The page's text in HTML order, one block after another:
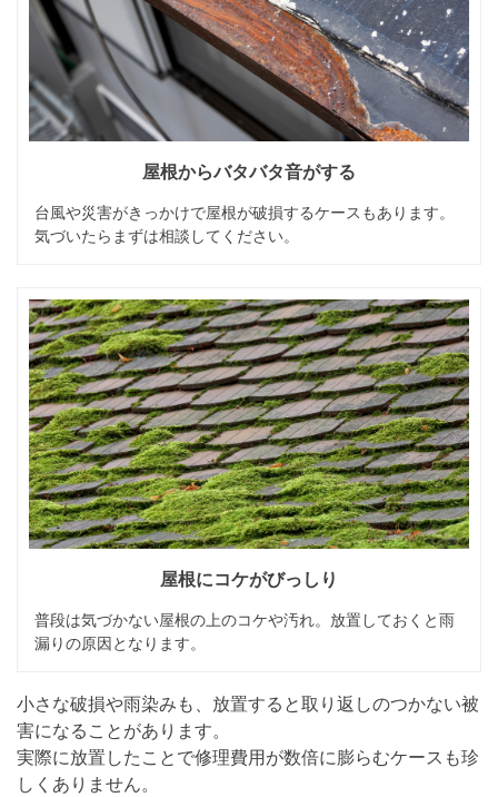
屋根からバタバタ音がする
台風や災害がきっかけで屋根が破損するケースもあります。
気づいたらまずは相談してください。
屋根にコケがびっしり
普段は気づかない屋根の上のコケや汚れ。放置しておくと雨
漏りの原因となります。
小さな破損や雨染みも、放置すると取り返しのつかない被
害になることがあります。​
実際に放置したことで修理費用が数倍に膨らむケースも珍
しくありません。